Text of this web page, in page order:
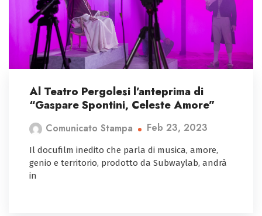
Al Teatro Pergolesi l’anteprima di
“Gaspare Spontini, Celeste Amore”
Comunicato Stampa Feb 23, 2023
Il docufilm inedito che parla di musica, amore,
genio e territorio, prodotto da Subwaylab, andrà
in